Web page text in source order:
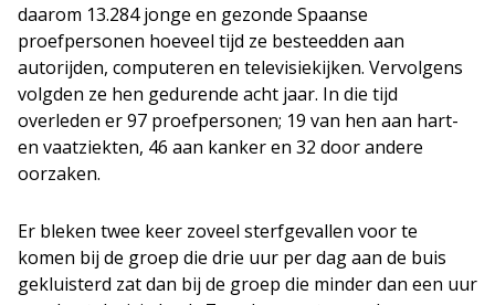
daarom 13.284 jonge en gezonde Spaanse
proefpersonen hoeveel tijd ze besteedden aan
autorijden, computeren en televisiekijken. Vervolgens
volgden ze hen gedurende acht jaar. In die tijd
overleden er 97 proefpersonen; 19 van hen aan hart-
en vaatziekten, 46 aan kanker en 32 door andere
oorzaken.
Er bleken twee keer zoveel sterfgevallen voor te
komen bij de groep die drie uur per dag aan de buis
gekluisterd zat dan bij de groep die minder dan een uur